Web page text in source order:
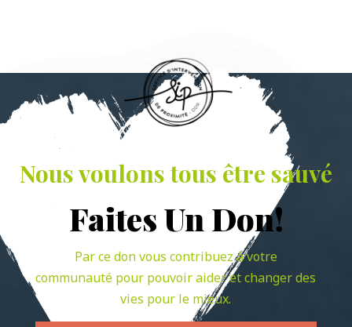
Nous voulons tous être sauvé
Faites Un Don!
Par ce don vous contribuez à votre
communauté pour pouvoir aider et changer des
vies pour le mieux.